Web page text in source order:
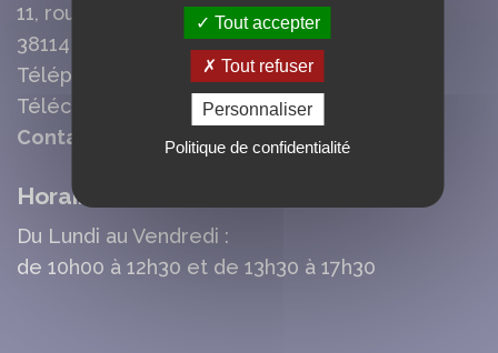
11, route de la Cour Basse
38114 Vaujany
Téléphone : 04 76 80 70 95
Télécopie : 04 76 80 78 37
Contact mail
Horaires d'Ouverture Mairie
Du Lundi au Vendredi :
de 10h00 à 12h30 et de 13h30 à 17h30
Tout accepter
Tout refuser
Personnaliser
Politique de confidentialité